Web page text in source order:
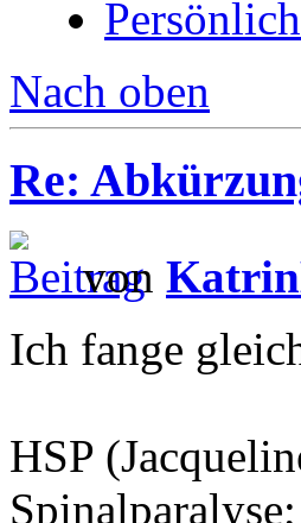
Nach oben
Re:
von
Ich fange
HSP